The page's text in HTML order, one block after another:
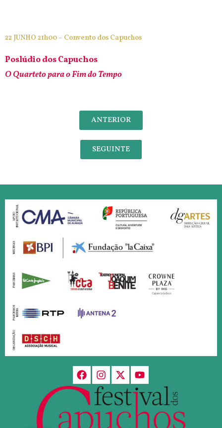
22 JUNHO 21h00 – Convento dos Capuchos
Poslúdio dos Capuchos
O Quarteto para o Fim do Tempo
ANTERIOR
SEGUINTE